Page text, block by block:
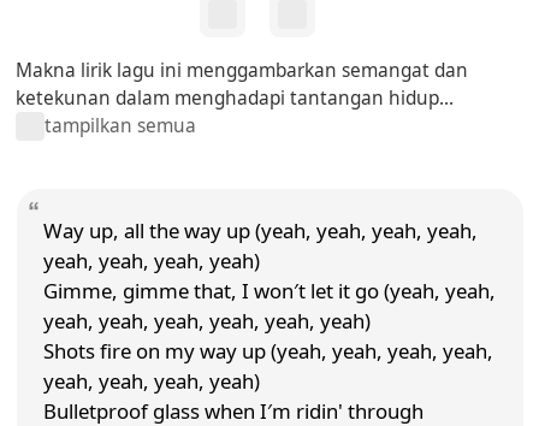
Makna lirik lagu ini menggambarkan semangat dan
ketekunan dalam menghadapi tantangan hidup...
tampilkan semua
Way up, all the way up (yeah, yeah, yeah, yeah,
yeah, yeah, yeah, yeah)
Gimme, gimme that, I won′t let it go (yeah, yeah,
yeah, yeah, yeah, yeah, yeah, yeah)
Shots fire on my way up (yeah, yeah, yeah, yeah,
yeah, yeah, yeah, yeah)
Bulletproof glass when I′m ridin' through